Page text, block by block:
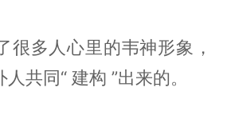
很多人心里的韦神形象，
共同“ 建构 ”出来的。